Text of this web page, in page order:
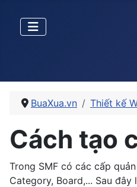
BuaXua.vn Thiết kế
Cách tạo
Trong SMF có các cấp
Category, Board,... Sau